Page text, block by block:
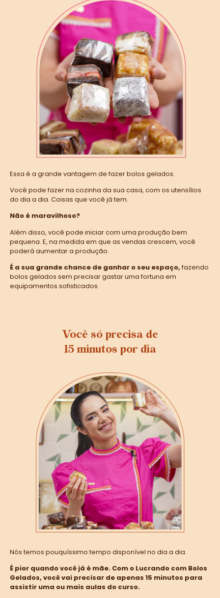
Essa é a grande vantagem de fazer bolos gelados.
Você pode fazer na cozinha da sua casa, com os utensílios
do dia a dia. Coisas que você já tem.
Não é maravilhoso?
Além disso, você pode iniciar com uma produção bem
pequena. E, na medida em que as vendas crescem, você
poderá aumentar a produção.
É a sua grande chance de ganhar o seu espaço, fazendo
bolos gelados sem precisar gastar uma fortuna em
equipamentos sofisticados.
Você só precisa de
15 minutos por dia
Nós temos pouquíssimo tempo disponível no dia a dia.
É pior quando você já é mãe. Com o Lucrando com Bolos
Gelados, você vai precisar de apenas 15 minutos para
assistir uma ou mais aulas do curso.